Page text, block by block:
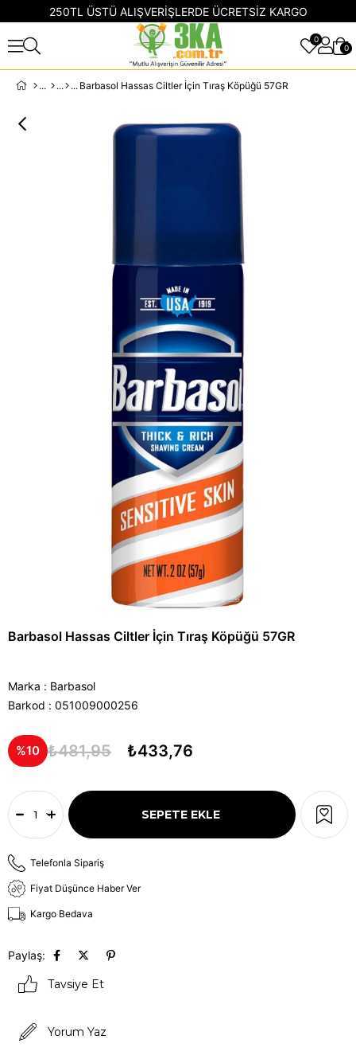
250TL ÜSTÜ ALIŞVERİŞLERDE ÜCRETSİZ KARGO
0
0
Barbasol Hassas Ciltler İçin Tıraş Köpüğü 57GR
Barbasol Hassas Ciltler İçin Tıraş Köpüğü 57GR
Marka : Barbasol
Barkod : 051009000256
10 ₺481,95 ₺433,76
Telefonla Sipariş
Fiyat Düşünce Haber Ver
Kargo Bedava
Paylaş:
Tavsiye Et
Yorum Yaz